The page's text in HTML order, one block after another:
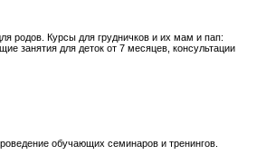
родов. Курсы для грудничков и их мам и пап:
занятия для деток от 7 месяцев, консультации
обучающих семинаров и тренингов.